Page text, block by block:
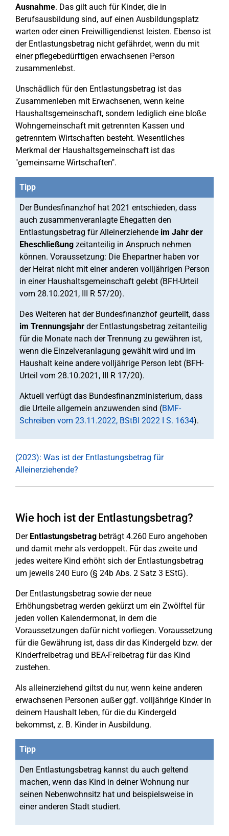
Ausnahme. Das gilt auch für Kinder, die in
Berufsausbildung sind, auf einen Ausbildungsplatz
warten oder einen Freiwilligendienst leisten. Ebenso ist
der Entlastungsbetrag nicht gefährdet, wenn du mit
einer pflegebedürftigen erwachsenen Person
zusammenlebst.
Unschädlich für den Entlastungsbetrag ist das
Zusammenleben mit Erwachsenen, wenn keine
Haushaltsgemeinschaft, sondern lediglich eine bloße
Wohngemeinschaft mit getrennten Kassen und
getrenntem Wirtschaften besteht. Wesentliches
Merkmal der Haushaltsgemeinschaft ist das
"gemeinsame Wirtschaften".
Tipp
Der Bundesfinanzhof hat 2021 entschieden, dass
auch zusammenveranlagte Ehegatten den
Entlastungsbetrag für Alleinerziehende im Jahr der
Eheschließung zeitanteilig in Anspruch nehmen
können. Voraussetzung: Die Ehepartner haben vor
der Heirat nicht mit einer anderen volljährigen Person
in einer Haushaltsgemeinschaft gelebt (BFH-Urteil
vom 28.10.2021, III R 57/20).
Des Weiteren hat der Bundesfinanzhof geurteilt, dass
im Trennungsjahr der Entlastungsbetrag zeitanteilig
für die Monate nach der Trennung zu gewähren ist,
wenn die Einzelveranlagung gewählt wird und im
Haushalt keine andere volljährige Person lebt (BFH-
Urteil vom 28.10.2021, III R 17/20).
Aktuell verfügt das Bundesfinanzministerium, dass
die Urteile allgemein anzuwenden sind (BMF-
Schreiben vom 23.11.2022, BStBl 2022 I S. 1634).
(2023): Was ist der Entlastungsbetrag für
Alleinerziehende?
Wie hoch ist der Entlastungsbetrag?
Der Entlastungsbetrag beträgt 4.260 Euro angehoben
und damit mehr als verdoppelt. Für das zweite und
jedes weitere Kind erhöht sich der Entlastungsbetrag
um jeweils 240 Euro (§ 24b Abs. 2 Satz 3 EStG).
Der Entlastungsbetrag sowie der neue
Erhöhungsbetrag werden gekürzt um ein Zwölftel für
jeden vollen Kalendermonat, in dem die
Voraussetzungen dafür nicht vorliegen. Voraussetzung
für die Gewährung ist, dass dir das Kindergeld bzw. der
Kinderfreibetrag und BEA-Freibetrag für das Kind
zustehen.
Als alleinerziehend giltst du nur, wenn keine anderen
erwachsenen Personen außer ggf. volljährige Kinder in
deinem Haushalt leben, für die du Kindergeld
bekommst, z. B. Kinder in Ausbildung.
Tipp
Den Entlastungsbetrag kannst du auch geltend
machen, wenn das Kind in deiner Wohnung nur
seinen Nebenwohnsitz hat und beispielsweise in
einer anderen Stadt studiert.